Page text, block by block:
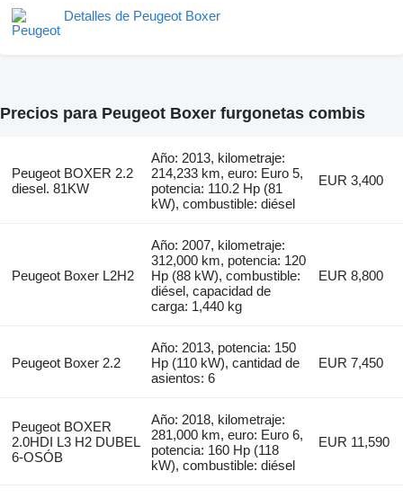
Detalles de Peugeot Boxer
Precios para Peugeot Boxer furgonetas combis
Peugeot BOXER 2.2
diesel. 81KW
Año: 2013, kilometraje:
214,233 km, euro: Euro 5,
potencia: 110.2 Hp (81
kW), combustible: diésel
EUR 3,400
Peugeot Boxer L2H2
Año: 2007, kilometraje:
312,000 km, potencia: 120
Hp (88 kW), combustible:
diésel, capacidad de
carga: 1,440 kg
EUR 8,800
Peugeot Boxer 2.2
Año: 2013, potencia: 150
Hp (110 kW), cantidad de
asientos: 6
EUR 7,450
Peugeot BOXER
2.0HDI L3 H2 DUBEL
6-OSÓB
Año: 2018, kilometraje:
281,000 km, euro: Euro 6,
potencia: 160 Hp (118
kW), combustible: diésel
EUR 11,590